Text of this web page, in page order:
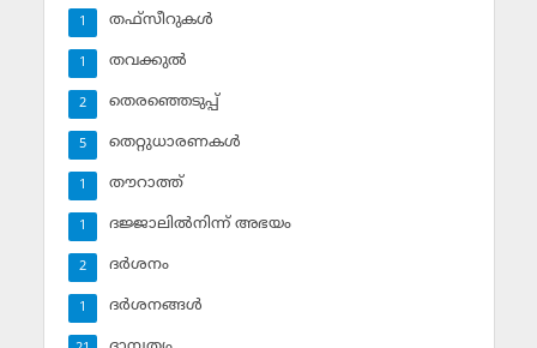
തഫ്‌സീറുകള്‍
1
തവക്കുല്‍
1
തെരഞ്ഞെടുപ്പ്
2
തെറ്റുധാരണകള്‍
5
തൗറാത്ത്
1
ദജ്ജാലില്‍നിന്ന് അഭയം
1
ദര്‍ശനം
2
ദര്‍ശനങ്ങള്‍
1